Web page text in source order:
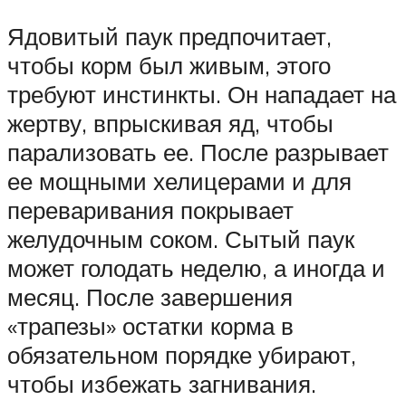
Ядовитый паук предпочитает,
чтобы корм был живым, этого
требуют инстинкты. Он нападает на
жертву, впрыскивая яд, чтобы
парализовать ее. После разрывает
ее мощными хелицерами и для
переваривания покрывает
желудочным соком. Сытый паук
может голодать неделю, а иногда и
месяц. После завершения
«трапезы» остатки корма в
обязательном порядке убирают,
чтобы избежать загнивания.